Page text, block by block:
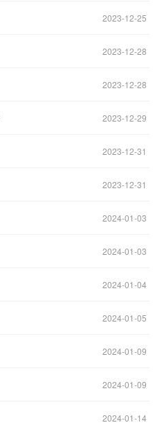
2023-12-25
2023-12-28
2023-12-28
2023-12-29
2023-12-31
2023-12-31
2024-01-03
2024-01-03
2024-01-04
2024-01-05
2024-01-09
2024-01-09
2024-01-14